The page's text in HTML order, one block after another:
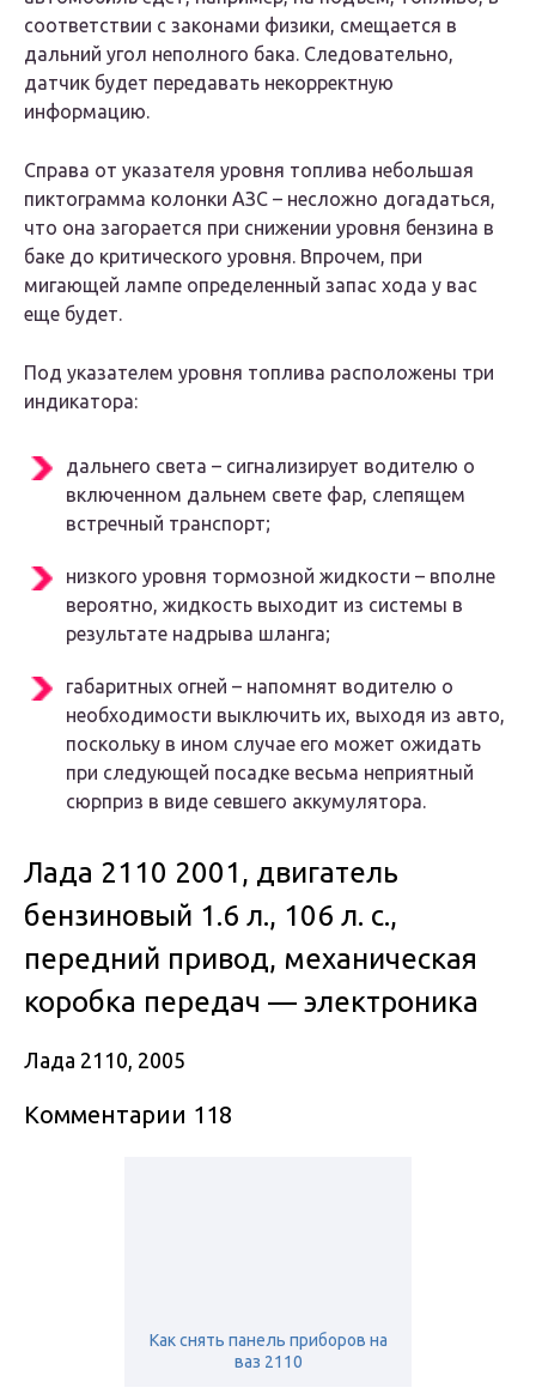
соответствии с законами физики, смещается в
дальний угол неполного бака. Следовательно,
датчик будет передавать некорректную
информацию.
Справа от указателя уровня топлива небольшая
пиктограмма колонки АЗС – несложно догадаться,
что она загорается при снижении уровня бензина в
баке до критического уровня. Впрочем, при
мигающей лампе определенный запас хода у вас
еще будет.
Под указателем уровня топлива расположены три
индикатора:
дальнего света – сигнализирует водителю о
включенном дальнем свете фар, слепящем
встречный транспорт;
низкого уровня тормозной жидкости – вполне
вероятно, жидкость выходит из системы в
результате надрыва шланга;
габаритных огней – напомнят водителю о
необходимости выключить их, выходя из авто,
поскольку в ином случае его может ожидать
при следующей посадке весьма неприятный
сюрприз в виде севшего аккумулятора.
Лада 2110 2001, двигатель
бензиновый 1.6 л., 106 л. с.,
передний привод, механическая
коробка передач — электроника
Лада 2110, 2005
Комментарии 118
Как снять панель приборов на
ваз 2110